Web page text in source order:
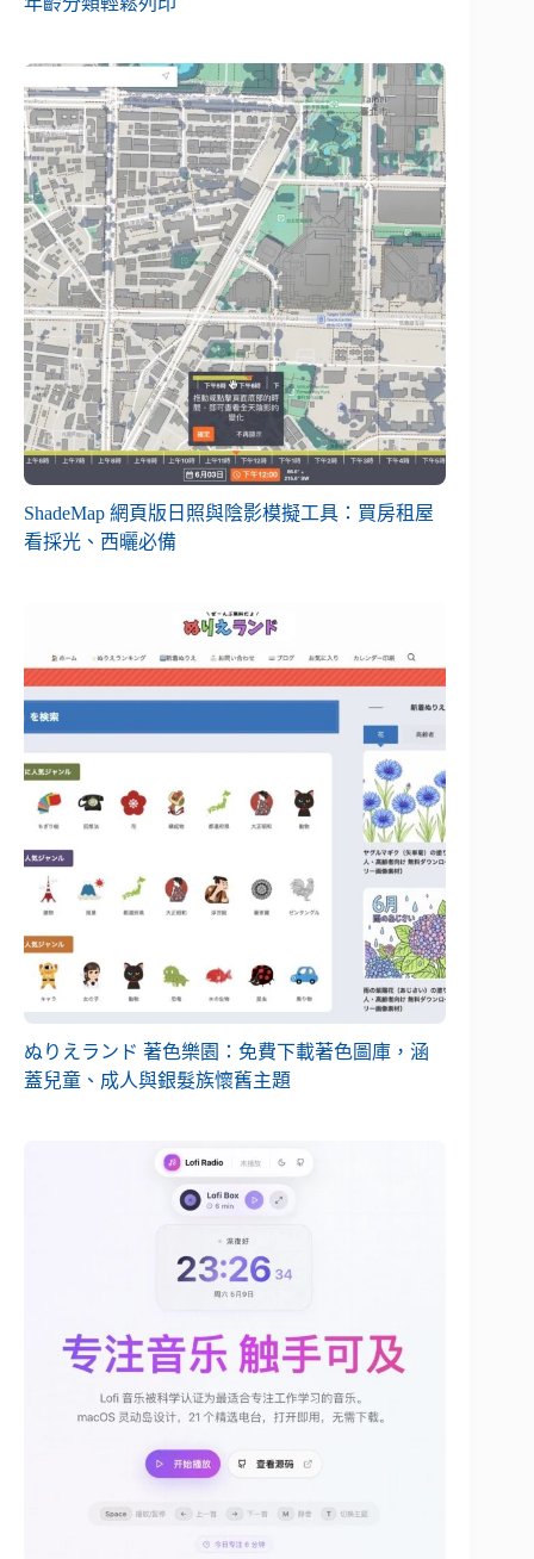
ShadeMap 網頁版日照與陰影模擬工具：買房租屋
看採光、西曬必備
ぬりえランド 著色樂園：免費下載著色圖庫，涵
蓋兒童、成人與銀髮族懷舊主題